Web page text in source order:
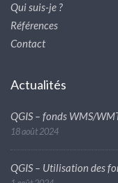
Qui suis-je ?
Références
Contact
Actualités
QGIS – fonds WMS/
18 août 2024
QGIS – Utilisation des